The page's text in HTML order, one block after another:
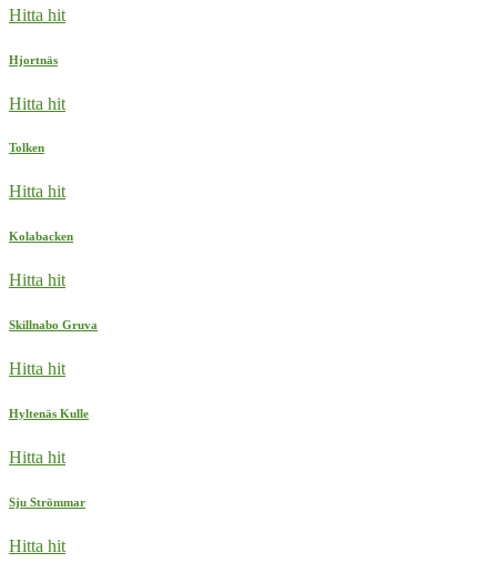
Hitta hit
Hjortnäs
Hitta hit
Tolken
Hitta hit
Kolabacken
Hitta hit
Skillnabo Gruva
Hitta hit
Hyltenäs Kulle
Hitta hit
Sju Strömmar
Hitta hit